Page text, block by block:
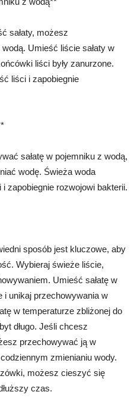
sałaty, możesz
Umieść liście sałaty w
liści były zanurzone.
liści i zapobiegnie
sałatę w pojemniku z wodą,
wodę. Świeża woda
zapobiegnie rozwojowi bakterii.
sposób jest kluczowe, aby
Wybieraj świeże liście,
Umieść sałatę w
i unikaj przechowywania w
w temperaturze zbliżonej do
długo. Jeśli chcesz
przechowywać ją w
zmienianiu wody.
możesz cieszyć się
czas.